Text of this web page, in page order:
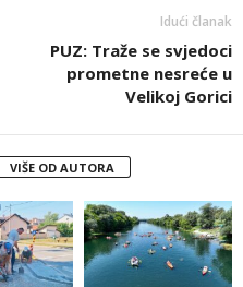
Idući članak
PUZ: Traže se svjedoci
prometne nesreće u
Velikoj Gorici
VIŠE OD AUTORA